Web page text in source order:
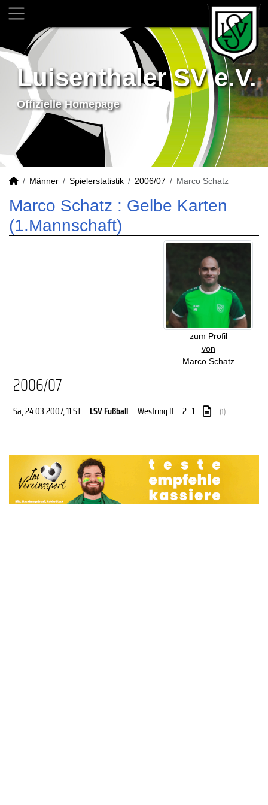
Luisenthaler SV e.V.
Offizielle Homepage
Männer Spielerstatistik 2006/07 Marco Schatz
Marco Schatz : Gelbe Karten
(1.Mannschaft)
zum Profil
von
Marco Schatz
2006/07
Sa, 24.03.2007, 11.ST LSV Fußball : Westring II 2 : 1 (1)